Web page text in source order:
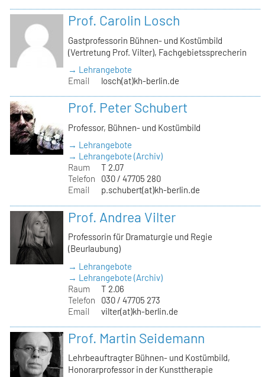
Prof. Carolin Losch
Gastprofessorin Bühnen- und Kostümbild
(Vertretung Prof. Vilter), Fachgebietssprecherin
→ Lehrangebote
Email
losch(at)kh-berlin.de
Prof. Peter Schubert
Professor, Bühnen- und Kostümbild
→ Lehrangebote
→ Lehrangebote (Archiv)
Raum
T 2.07
Telefon
030 / 47705 280
Email
p.schubert(at)kh-berlin.de
Prof. Andrea Vilter
Professorin für Dramaturgie und Regie
(Beurlaubung)
→ Lehrangebote
→ Lehrangebote (Archiv)
Raum
T 2.06
Telefon
030 / 47705 273
Email
vilter(at)kh-berlin.de
Prof. Martin Seidemann
Lehrbeauftragter Bühnen- und Kostümbild,
Honorarprofessor in der Kunsttherapie